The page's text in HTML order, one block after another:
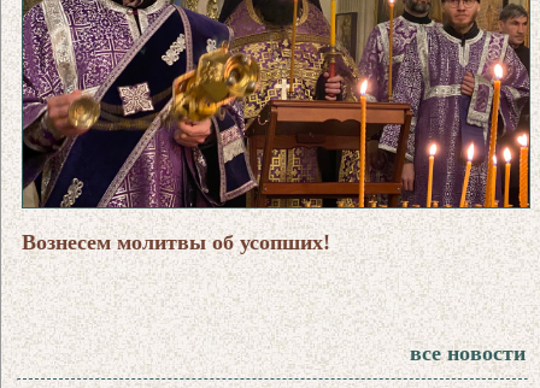
Вознесем молитвы об усопших!
все новости